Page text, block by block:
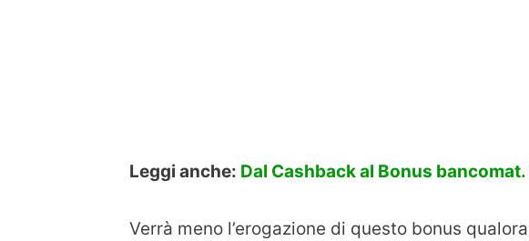
Leggi anche: Dal Cashback al Bonus
Verrà meno l’erogazione di questo bonus